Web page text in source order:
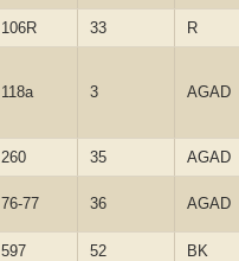
106R 33 R
118a 3 AGAD
260 35 AGAD
76-77 36 AGAD
597 52 BK